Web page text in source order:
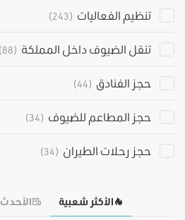
تنظيم الفعاليات (243)
تنقل الضيوف داخل المملكة (88)
حجز الفنادق (44)
حجز المطاعم للضيوف (34)
حجز رحلات الطيران (34)
الأكثر شعبية الأحدث